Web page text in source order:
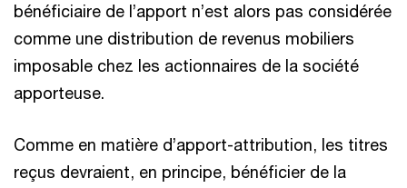
bénéficiaire de l’apport n’est alors pas considérée
comme une distribution de revenus mobiliers
imposable chez les actionnaires de la société
apporteuse.
Comme en matière d’apport-attribution, les titres
reçus devraient, en principe, bénéficier de la